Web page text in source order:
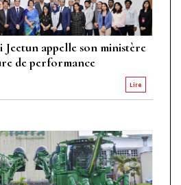
appelle son ministère
de performance
Lire